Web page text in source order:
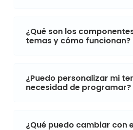
¿Qué son los
temas y cómo funcionan?
¿Puedo personalizar mi
necesidad de programar?
¿Qué puedo cambiar con